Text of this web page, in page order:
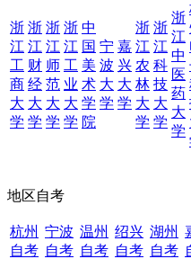
浙
江
工
商
大
学
浙
江
财
经
大
学
浙
江
师
范
大
学
浙
江
工
业
大
学
中
国
美
术
学
院
宁
波
大
学
嘉
兴
大
学
浙
江
农
林
大
学
浙
江
科
技
大
学
浙
江
中
医
药
大
学
地区自考
杭州
自考
宁波
自考
温州
自考
绍兴
自考
湖州
自考